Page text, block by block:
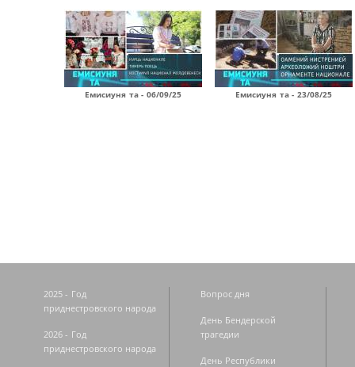
Емисиуня та - 06/09/25 Емисиуня та - 23/08/25
2025 - Год
приднестровского народа
2026 - Год
приднестровского народа
Вопрос дня
День Бендерской
трагедии
День Республики